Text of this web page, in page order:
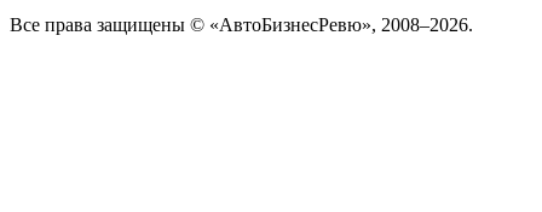
Все права защищены © «АвтоБизнесРевю», 2008–2026.